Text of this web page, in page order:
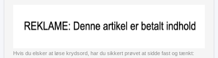
Hvis du elsker at løse krydsord, har du sikkert prøvet at sidde fast og tænkt: